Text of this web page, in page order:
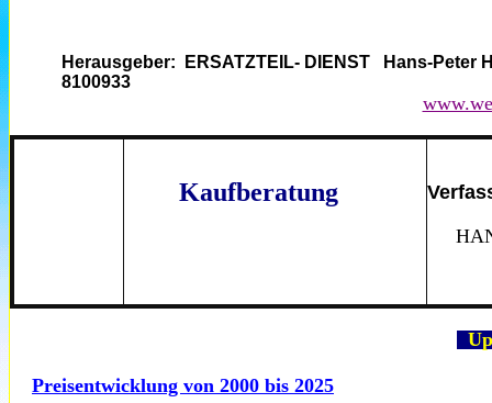
Herausgeber: ERSATZTEIL- DIENST Hans-
8100933
Kaufberatung
H
Preisentwicklung von 2000 bis 2025